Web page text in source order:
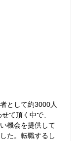
として約3000人
て頂く中で、
機会を提供して
た。転職するし